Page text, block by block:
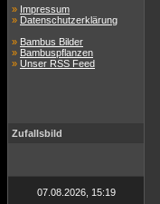
» Impressum
» Datenschutzerklärung
» Bambus Bilder
» Bambuspflanzen
» Unser RSS Feed
Zufallsbild
07.08.2026, 15:19